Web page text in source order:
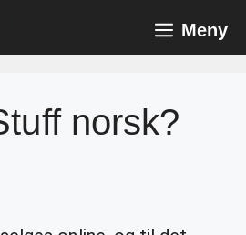
Meny
norsk?